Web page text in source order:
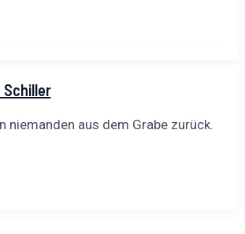
Schiller
niemanden aus dem Grabe zurück.